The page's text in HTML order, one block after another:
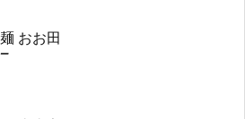
おお田